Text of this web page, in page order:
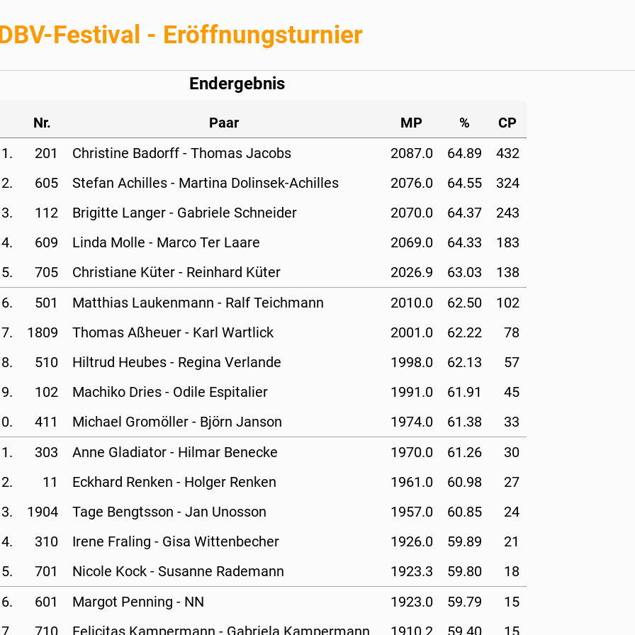
Festival - Eröffnungsturnier
Endergebnis
Nr. Paar MP %
CP
1.
201 Christine Badorff - Thomas Jacobs 2087.0 64.89
432
2.
605 Stefan Achilles - Martina Dolinsek-Achilles 2076.0 64.55
324
3.
112 Brigitte Langer - Gabriele Schneider 2070.0 64.37
243
4.
609 Linda Molle - Marco Ter Laare 2069.0 64.33
183
5.
705 Christiane Küter - Reinhard Küter 2026.9 63.03
138
6.
501 Matthias Laukenmann - Ralf Teichmann 2010.0 62.50
102
7.
1809 Thomas Aßheuer - Karl Wartlick 2001.0 62.22
78
8.
510 Hiltrud Heubes - Regina Verlande 1998.0 62.13
57
9.
102 Machiko Dries - Odile Espitalier 1991.0 61.91
45
411 Michael Gromöller - Björn Janson 1974.0 61.38
33
303 Anne Gladiator - Hilmar Benecke 1970.0 61.26
30
11 Eckhard Renken - Holger Renken 1961.0 60.98
27
1904 Tage Bengtsson - Jan Unosson 1957.0 60.85
24
310 Irene Fraling - Gisa Wittenbecher 1926.0 59.89
21
701 Nicole Kock - Susanne Rademann 1923.3 59.80
18
601 Margot Penning - NN 1923.0 59.79
15
710 Felicitas Kampermann - Gabriela Kampermann 1910.2 59.40 15